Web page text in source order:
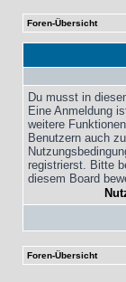
Foren-Übersicht
Du musst in
Eine Anmeldung
weitere
Benutzern auch
registrierst. Bitte
diesem Board
Foren-Übersicht